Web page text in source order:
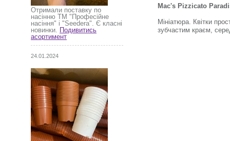
Отримали поставку по
насінню ТМ "Професійне
насіння" і "Seedera". Є класні
новинки. Подивитись
асортимент
24.01.2024
Mac's Pizzicato
Мініатюра. Квітки
зубчастим краєм,